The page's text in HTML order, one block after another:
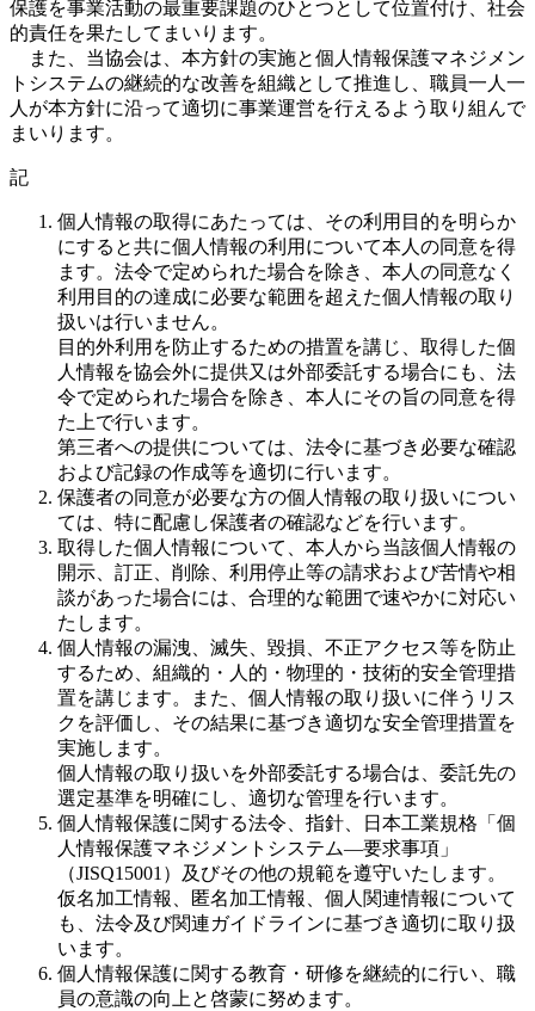
保護を事業活動の最重要課題のひとつとして位置付け、社会
的責任を果たしてまいります。
また、当協会は、本方針の実施と個人情報保護マネジメン
トシステムの継続的な改善を組織として推進し、職員一人一
人が本方針に沿って適切に事業運営を行えるよう取り組んで
まいります。
記
個人情報の取得にあたっては、その利用目的を明らか
にすると共に個人情報の利用について本人の同意を得
ます。法令で定められた場合を除き、本人の同意なく
利用目的の達成に必要な範囲を超えた個人情報の取り
扱いは行いません。
目的外利用を防止するための措置を講じ、取得した個
人情報を協会外に提供又は外部委託する場合にも、法
令で定められた場合を除き、本人にその旨の同意を得
た上で行います。
第三者への提供については、法令に基づき必要な確認
および記録の作成等を適切に行います。
保護者の同意が必要な方の個人情報の取り扱いについ
ては、特に配慮し保護者の確認などを行います。
取得した個人情報について、本人から当該個人情報の
開示、訂正、削除、利用停止等の請求および苦情や相
談があった場合には、合理的な範囲で速やかに対応い
たします。
個人情報の漏洩、滅失、毀損、不正アクセス等を防止
するため、組織的・人的・物理的・技術的安全管理措
置を講じます。また、個人情報の取り扱いに伴うリス
クを評価し、その結果に基づき適切な安全管理措置を
実施します。
個人情報の取り扱いを外部委託する場合は、委託先の
選定基準を明確にし、適切な管理を行います。
個人情報保護に関する法令、指針、日本工業規格「個
人情報保護マネジメントシステム―要求事項」
（JISQ15001）及びその他の規範を遵守いたします。
仮名加工情報、匿名加工情報、個人関連情報について
も、法令及び関連ガイドラインに基づき適切に取り扱
います。
個人情報保護に関する教育・研修を継続的に行い、職
員の意識の向上と啓蒙に努めます。